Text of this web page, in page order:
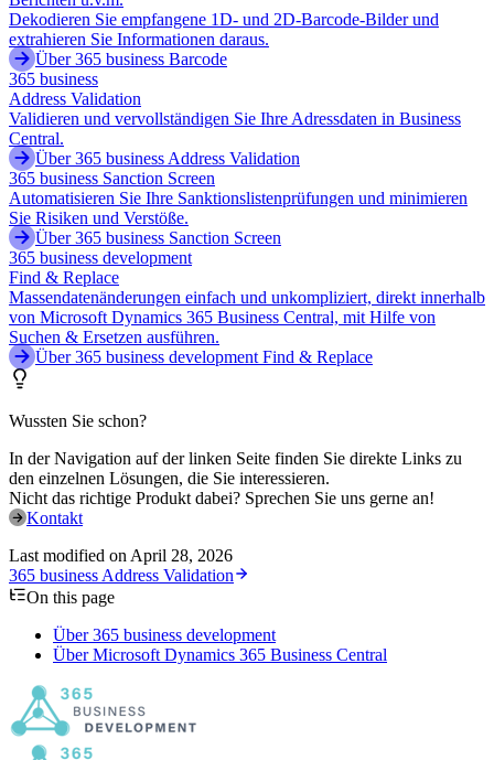
Dekodieren Sie empfangene 1D- und 2D-Barcode-Bilder und
extrahieren Sie Informationen daraus.
Über 365 business Barcode
365 business
Address Validation
Validieren und vervollständigen Sie Ihre Adressdaten in Business
Central.
Über 365 business Address Validation
365 business Sanction Screen
Automatisieren Sie Ihre Sanktionslistenprüfungen und minimieren
Sie Risiken und Verstöße.
Über 365 business Sanction Screen
365 business development
Find & Replace
Massendatenänderungen einfach und unkompliziert, direkt innerhalb
von Microsoft Dynamics 365 Business Central, mit Hilfe von
Suchen & Ersetzen ausführen.
Über 365 business development Find & Replace
Wussten Sie schon?
In der Navigation auf der linken Seite finden Sie direkte Links zu
den einzelnen Lösungen, die Sie interessieren.
Nicht das richtige Produkt dabei? Sprechen Sie uns gerne an!
Kontakt
Last modified on April 28, 2026
365 business Address Validation
On this page
Über 365 business development
Über Microsoft Dynamics 365 Business Central